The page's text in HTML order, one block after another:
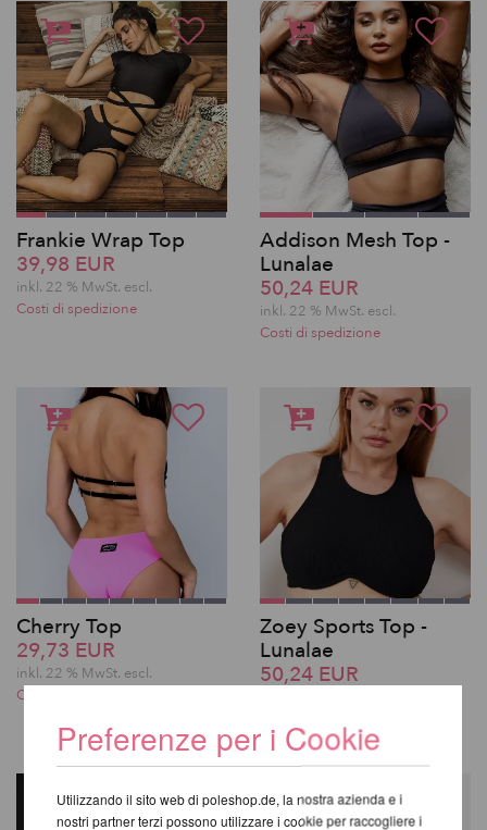
Frankie Wrap Top
39,98 EUR
inkl. 22 % MwSt. escl.
Costi di spedizione
Addison Mesh Top -
Lunalae
50,24 EUR
inkl. 22 % MwSt. escl.
Costi di spedizione
Cherry Top
29,73 EUR
inkl. 22 % MwSt. escl.
Costi di spedizione
Zoey Sports Top -
Lunalae
50,24 EUR
Preferenze per i Cookie
Utilizzando il sito web di poleshop.de, la nostra azienda e i
nostri partner terzi possono utilizzare i cookie per raccogliere i